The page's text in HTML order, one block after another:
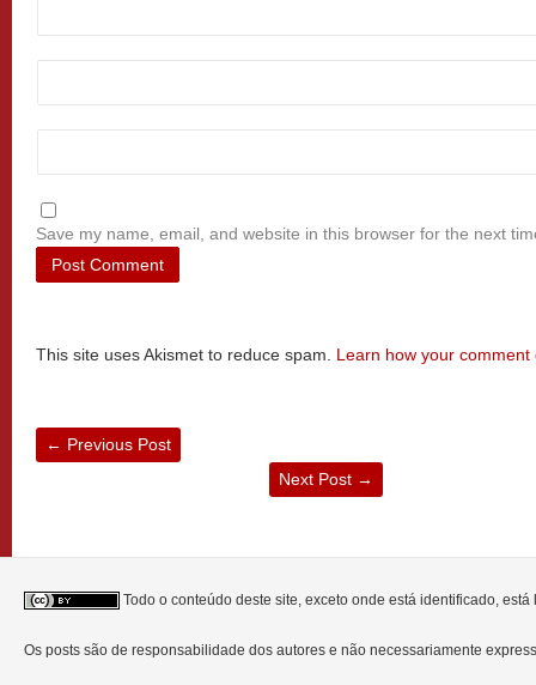
Save my name, email, and website in this browser for the next
This site uses Akismet to reduce spam. Learn how your
← Previous Post
Next Post →
Todo o conteúdo deste site, exceto onde está identificado,
Os posts são de responsabilidade dos autores e não necessariamente